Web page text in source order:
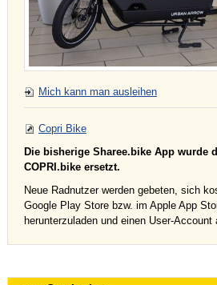
Mich kann man ausleihen
Copri Bike
Die bisherige Sharee.bike App wurde
COPRI.bike ersetzt.
Neue Radnutzer werden gebeten, sich
Google Play Store bzw. im Apple App
herunterzuladen und einen User-Account